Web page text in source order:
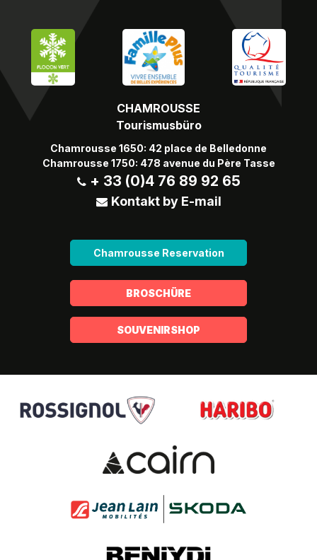
CHAMROUSSE
Tourismusbüro
Chamrousse 1650: 42 place de Belledonne
Chamrousse 1750: 478 avenue du Père Tasse
+ 33 (0)4 76 89 92 65
Kontakt by E-mail
Chamrousse Reservation
BROSCHÜRE
SOUVENIRSHOP